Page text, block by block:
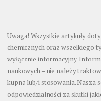
Uwaga! Wszystkie artykuły
chemicznych oraz wszelkiego
wyłącznie informacyjny.
naukowych – nie należy
kupna lub/i stosowania. Nasza
odpowiedzialności za skutki